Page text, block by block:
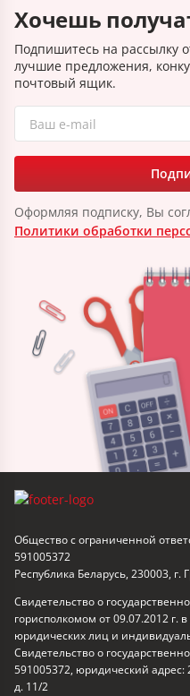
Хочешь
Подпишитесь на рассылку
лучшие предложения,
почтовый ящик.
Оформляя подписку, Вы
Политики обработки
Общество с ограниченной
591005372
Республика Беларусь, 230003,
Свидетельство о
горисполкомом от 09.07.2012 г.
юридических лиц и
Свидетельство о
591005372, юридический адрес:
д. 11/2